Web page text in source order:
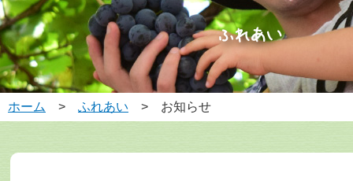
ホーム > ふれあい > お知らせ